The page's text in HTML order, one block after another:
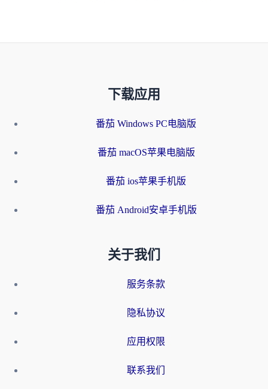
下载应用
番茄 Windows PC电脑版
番茄 macOS苹果电脑版
番茄 ios苹果手机版
番茄 Android安卓手机版
关于我们
服务条款
隐私协议
应用权限
联系我们